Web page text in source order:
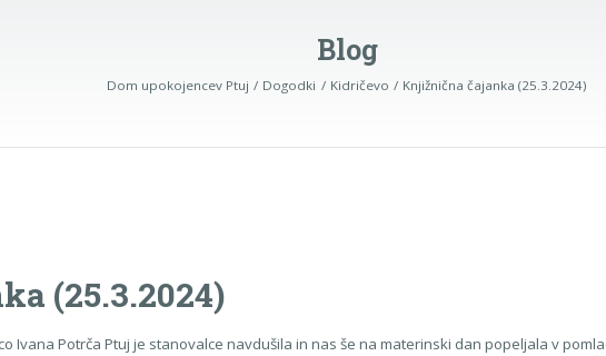
Blog
Dom upokojencev Ptuj Dogodki Kidričevo Knjižnična čajanka (25.3.2024)
(25.3.2024)
Ivana Potrča Ptuj je stanovalce navdušila in nas še na materinski dan popeljala v